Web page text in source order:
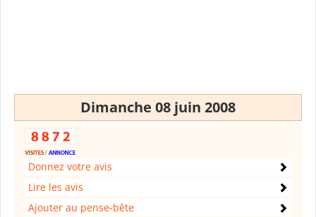
Dimanche 08 juin 2008
Donnez votre avis
Lire les avis
Ajouter au pense-bête